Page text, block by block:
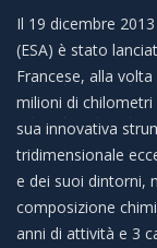
Il 19 dicembre
(ESA) è stato
Francese, alla
milioni di chilometri
sua innovativa
tridimensionale
e dei suoi dintorni,
composizione
anni di attività e 3